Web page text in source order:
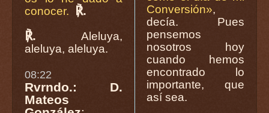
conocer.
℟.
℟.
Aleluya,
aleluya, aleluya.
08:22
Rvrndo.: D.
Mateos
Conversión»,
decía. Pues
pensemos
nosotros hoy
cuando hemos
encontrado lo
importante, que
así sea.